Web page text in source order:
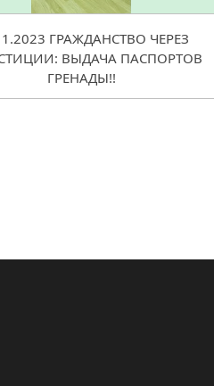
ГРАЖДАНСТВО ЧЕРЕЗ
ВЫДАЧА ПАСПОРТОВ
ГРЕНАДЫ!!